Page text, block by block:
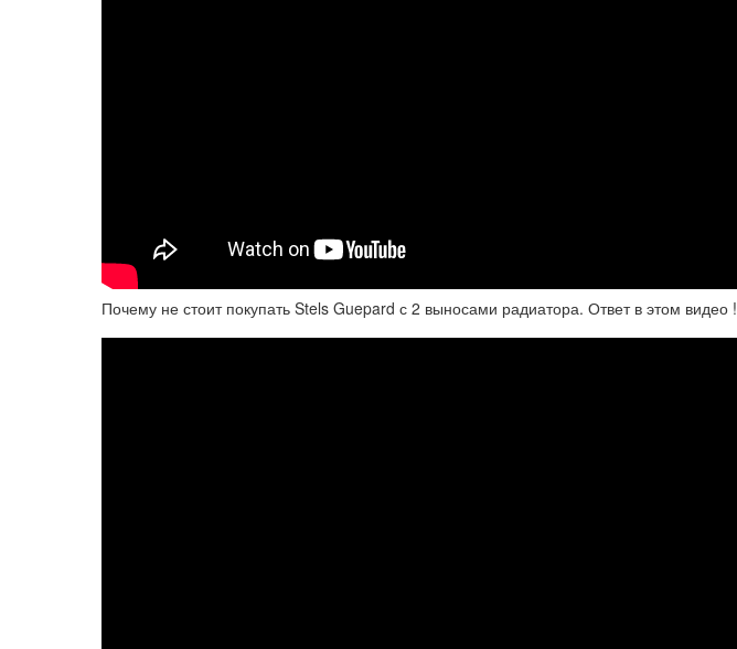
Почему не стоит покупать Stels Guepard с 2 выносами радиатора. Ответ в этом видео !